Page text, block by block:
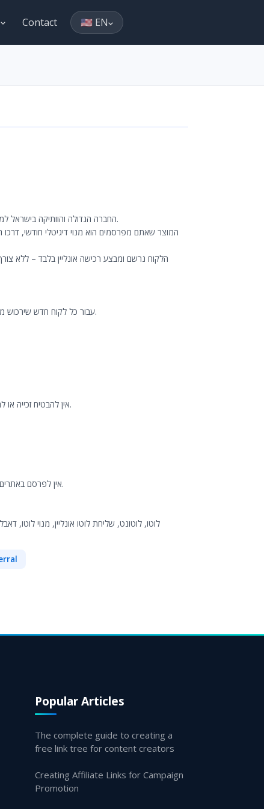
Contact 🇺🇸 EN
הצטרפו לקמפיין הרשמי של LOTTONET – החברה הגדולה והוותיקה בישראל למשלוח טפסי הגרלות מפעל הפיס אונליין.
המוצר שאתם מפרסמים הוא מנוי דיגיטלי חודשי,
הלקוח נרשם ומבצע רכישה אונליין בלבד – ללא
עבור כל לקוח חדש שירכוש מנוי דרך הקישור שלך – תקבל את שווי התשלום הראשון של המנוי (חודש ראשון במלואו).
אין להבטיח זכייה או להשתמש בכותרות מטעיות (“מובטח לזכות”, “הגדל את הסיכוי שלך”, “100% זכייה” וכו’).
אין לפרסם באתרים או בעמודים בעלי תוכן למבוגרים, אלכוהול, נשק, הימורים אחרים(לא חוקיים) או אלימות.
Popular Articles
The complete guide to creating a
free link tree for content creators
Creating Affiliate Links for Campaign
Promotion